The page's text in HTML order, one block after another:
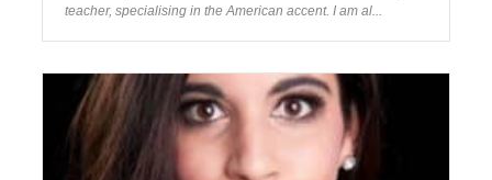
teacher, specialising in the American accent. I am al...